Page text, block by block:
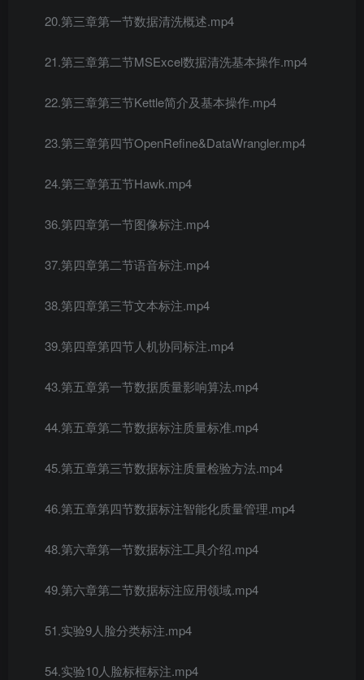
20.第三章第一节数据清洗概述.mp4
21.第三章第二节MSExcel数据清洗基本操作.mp4
22.第三章第三节Kettle简介及基本操作.mp4
23.第三章第四节OpenRefine&DataWrangler.mp4
24.第三章第五节Hawk.mp4
36.第四章第一节图像标注.mp4
37.第四章第二节语音标注.mp4
38.第四章第三节文本标注.mp4
39.第四章第四节人机协同标注.mp4
43.第五章第一节数据质量影响算法.mp4
44.第五章第二节数据标注质量标准.mp4
45.第五章第三节数据标注质量检验方法.mp4
46.第五章第四节数据标注智能化质量管理.mp4
48.第六章第一节数据标注工具介绍.mp4
49.第六章第二节数据标注应用领域.mp4
51.实验9人脸分类标注.mp4
54.实验10人脸标框标注.mp4